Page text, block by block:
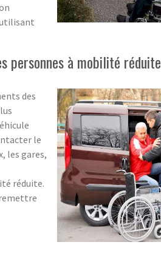
personnes à mobilité réduite
des
le
les gares,
réduite.